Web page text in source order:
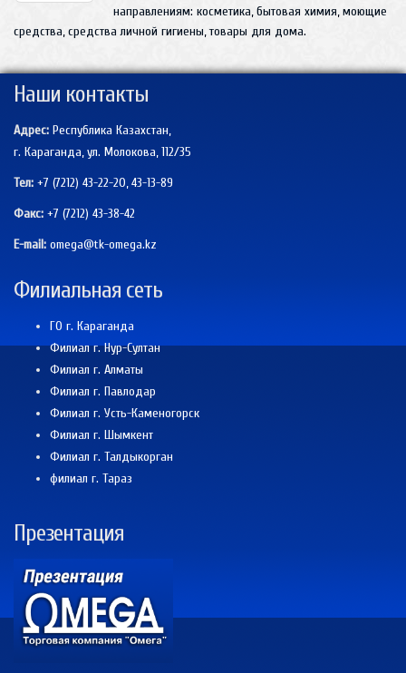
направлениям: косметика, бытовая химия, моющие
средства, средства личной гигиены, товары для дома.
Наши контакты
Адрес: Республика Казахстан,
г. Караганда, ул. Молокова, 112/35
Тел: +7 (7212) 43-22-20, 43-13-89
Факс: +7 (7212) 43-38-42
E-mail: omega@tk-omega.kz
Филиальная сеть
ГО г. Караганда
Филиал г. Нур-Султан
Филиал г. Алматы
Филиал г. Павлодар
Филиал г. Усть-Каменогорск
Филиал г. Шымкент
Филиал г. Талдыкорган
филиал г. Тараз
Презентация